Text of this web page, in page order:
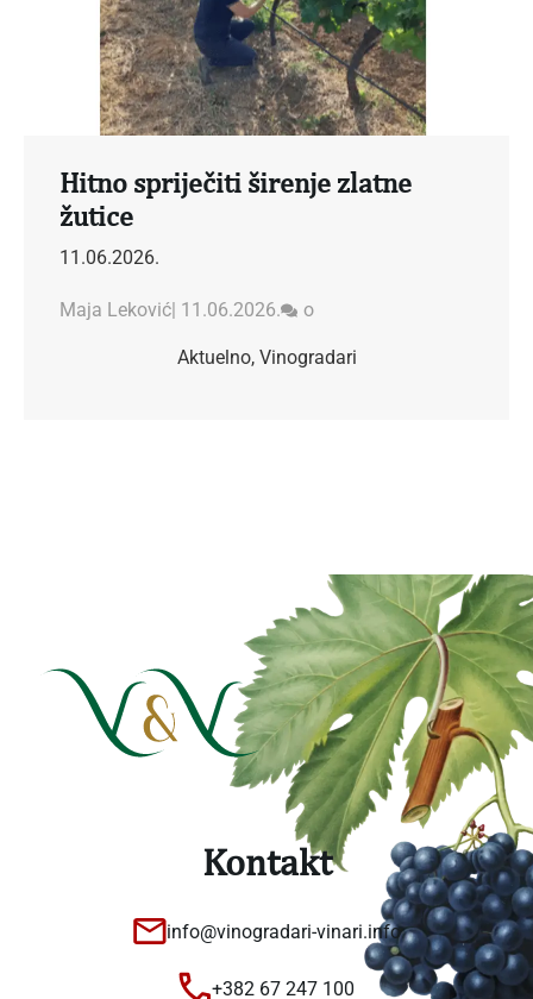
Hitno spriječiti širenje zlatne
žutice
11.06.2026.
Maja Leković 11.06.2026. o
Aktuelno, Vinogradari
Kontakt
info@vinogradari-vinari.info
+382 67 247 100